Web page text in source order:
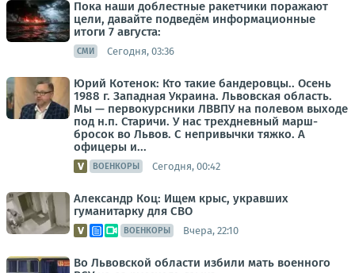
Пока наши доблестные ракетчики поражают
цели, давайте подведём информационные
итоги 7 августа:
СМИ Сегодня, 03:36
Юрий Котенок: Кто такие бандеровцы.. Осень
1988 г. Западная Украина. Львовская область.
Мы — первокурсники ЛВВПУ на полевом выходе
под н.п. Старичи. У нас трехдневный марш-
бросок во Львов. С непривычки тяжко. А
офицеры и...
ВОЕНКОРЫ Сегодня, 00:42
Александр Коц: Ищем крыс, укравших
гуманитарку для СВО
ВОЕНКОРЫ Вчера, 22:10
Во Львовской области избили мать военного